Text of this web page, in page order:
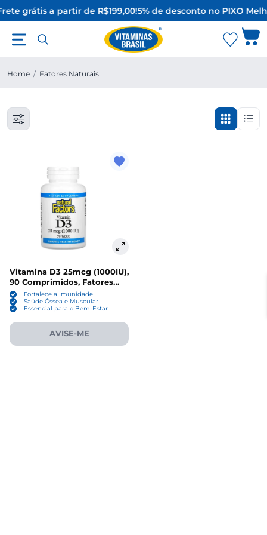
grátis a partir de R$199,00!5% de desconto no PIXO
Home / Fatores Naturais
Vitamina D3 25mcg (1000IU),
90 Comprimidos, Fatores
Naturais
Fortalece a Imunidade
Saúde Óssea e Muscular
Essencial para o Bem-Estar
AVISE-ME